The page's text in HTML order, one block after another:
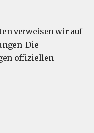
verweisen wir auf
Die
offiziellen